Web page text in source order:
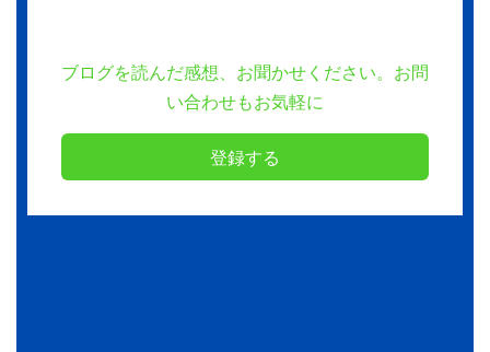
ブログを読んだ感想、お聞かせください。お問
い合わせもお気軽に
登録する